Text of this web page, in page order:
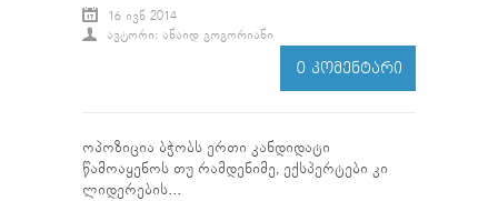
16 ᲘᲕᲜ 2014
ᲐᲕᲢᲝᲠᲘ: ᲐᲜᲐᲘᲓ ᲒᲝᲒᲝᲠᲘᲐᲜᲘ
0 ᲙᲝᲛᲔᲜᲢᲐᲠᲘ
ოპოზიცია ბჭობს ერთი კანდიდატი
წამოაყენოს თუ რამდენიმე, ექსპერტები კი
ლიდერების...